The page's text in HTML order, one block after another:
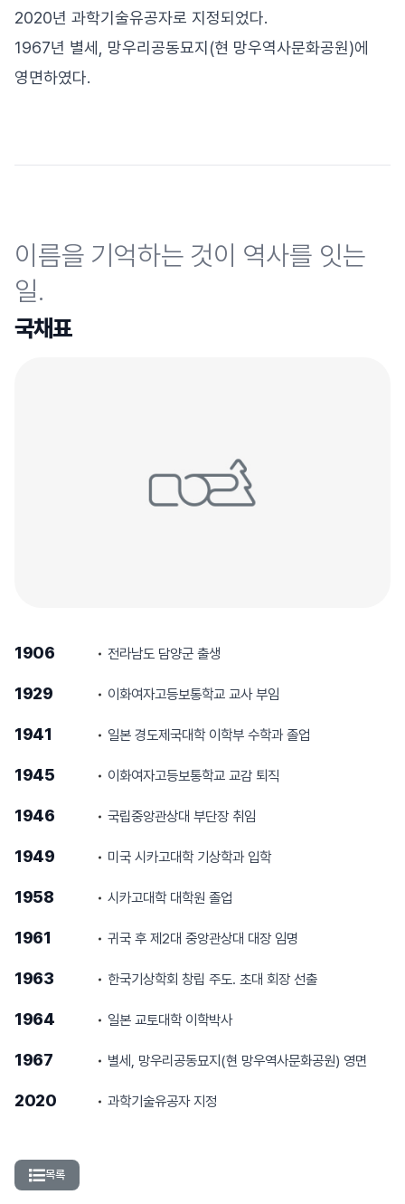
2020년 과학기술유공자로 지정되었다.
1967년 별세, 망우리공동묘지(현 망우역사문화공원)에
영면하였다.
이름을 기억하는 것이 역사를 잇는
일.
국채표
1906 전라남도 담양군 출생
1929 이화여자고등보통학교 교사 부임
1941 일본 경도제국대학 이학부 수학과 졸업
1945 이화여자고등보통학교 교감 퇴직
1946 국립중앙관상대 부단장 취임
1949 미국 시카고대학 기상학과 입학
1958 시카고대학 대학원 졸업
1961 귀국 후 제2대 중앙관상대 대장 임명
1963 한국기상학회 창립 주도. 초대 회장 선출
1964 일본 교토대학 이학박사
1967 별세, 망우리공동묘지(현 망우역사문화공원) 영면
2020 과학기술유공자 지정
목록